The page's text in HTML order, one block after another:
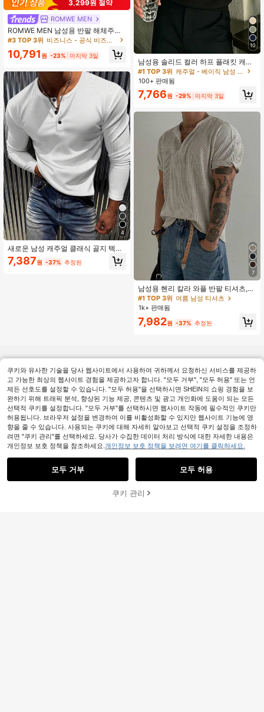
3,299원 절약
ROMWE MEN
ROMWE MEN 남성용 반팔 해체주의
디자인 캐주얼 셔츠
#3 TOP 3위 비즈니스 - 공식 비즈니스 남성 셔츠
10,791 원 -23% 마지막 3일
4
새로운 남성 캐주얼 클래식 골지 텍스
처 헨리넥 경량 다용도 긴소매 티셔츠
7,387원 -37% 추정된
10
남성용 솔리드 컬러 하프 플래킷 캐주
얼 다용도 출퇴근 반팔 폴로 셔츠
#1 TOP 3위
캐주얼 - 베이직 남성 폴로 셔츠
100+ 판매됨
7,766원 -29% 마지막 3일
7
남성용 헨리 칼라 와플 반팔 티셔츠,
가볍고 통기성이 좋은 기본 티, 미국
미니멀리스트 스타일, 올 시즌
#1 TOP 3위 여름 남성 티셔츠
1k+ 판매됨
7,982원 -37% 추정된
37% 할인! 장바구니 담기
쿠키와 유사한 기술을 당사 웹사이트에서 사용하여 귀하께서 요청하신 서비스를 제공하
고 가능한 최상의 웹사이트 경험을 제공하고자 합니다. "모두 거부", "모두 허용" 또는 언
제든 선호도를 설정할 수 있습니다. "모두 허용"을 선택하시면 SHEIN의 쇼핑 경험을 보
완하기 위해 트래픽 분석, 향상된 기능 제공, 콘텐츠 및 광고 개인화에 도움이 되는 모든
선택적 쿠키를 설정합니다. "모두 거부"를 선택하시면 웹사이트 작동에 필수적인 쿠키만
허용됩니다. 브라우저 설정을 변경하여 이를 비활성화할 수 있지만 웹사이트 기능에 영
향을 줄 수 있습니다. 사용되는 쿠키에 대해 자세히 알아보고 선택적 쿠키 설정을 조정하
려면 "쿠키 관리"를 선택하세요. 당사가 수집한 데이터 처리 방식에 대한 자세한 내용은
개인정보 보호 정책을 참조하세요. 개인정보 보호 정책을 보려면 여기를 클릭하세요.
모두 거부 모두 허용
쿠키 관리